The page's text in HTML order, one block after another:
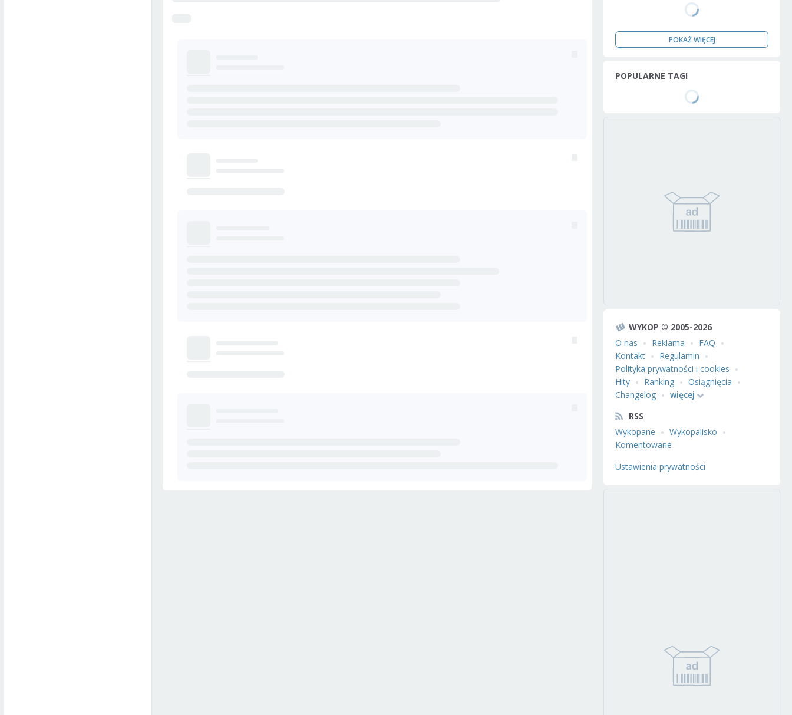
POKAŻ WIĘCEJ
POPULARNE TAGI
WYKOP © 2005-2026
O nas
Reklama
FAQ
Kontakt
Regulamin
Polityka prywatności i cookies
Hity
Ranking
Osiągnięcia
Changelog
więcej
RSS
Wykopane
Wykopalisko
Komentowane
Ustawienia prywatności